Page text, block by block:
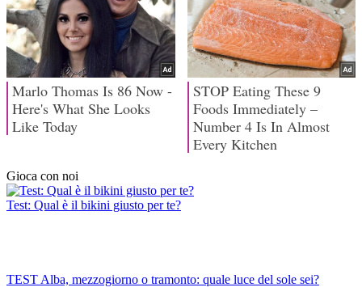
Gioca con noi
Test: Qual è il bikini giusto per te?
TEST Alba, mezzogiorno o tramonto: quale luce del sole sei?